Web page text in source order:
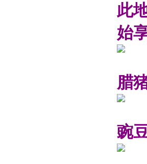
此
始
腊
豌